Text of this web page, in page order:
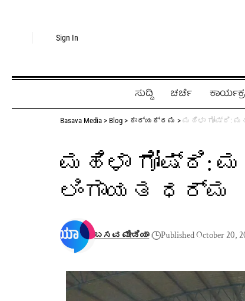
Sign In
ಸುದ್ದಿ ಚರ್ಚೆ
Basava Media > Blog > ಕಾರ್ಯಕ್ರಮ > ಮಹಿಳಾ ಗೋಷ್ಠಿ:
ಮಹಿಳಾ ಗೋಷ್ಠಿ:
ಲಿಂಗಾಯತ ಧರ್ಮ
ಬಸವ ಮೀಡಿಯಾ Published October 20,